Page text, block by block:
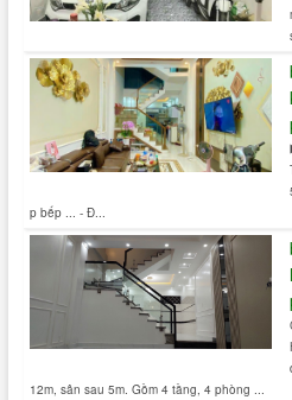
p bếp ... - Đ...
12m, sân sau 5m. Gồm 4 tầng, 4 phòng ...